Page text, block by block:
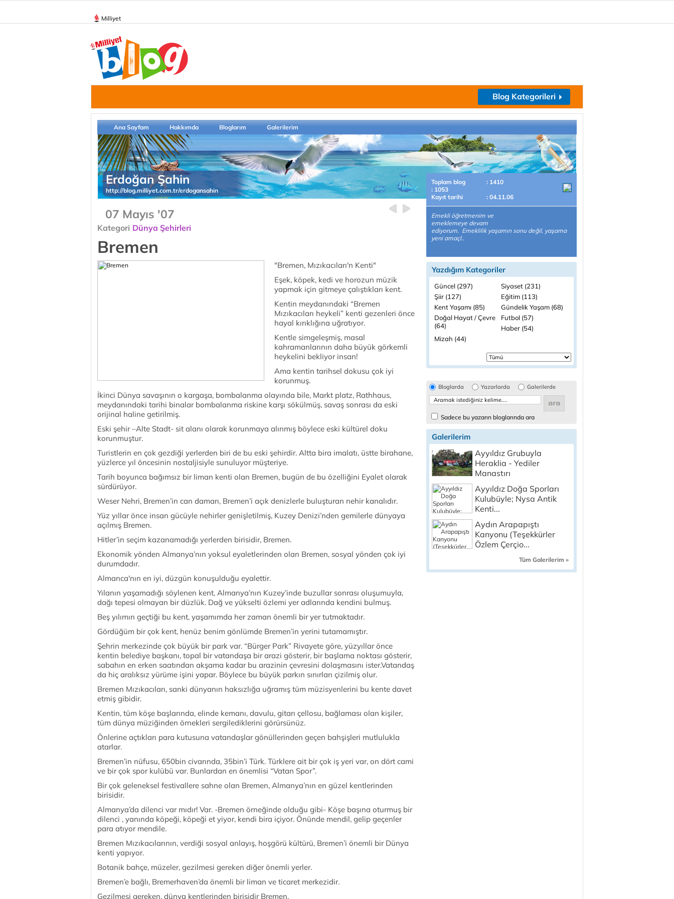
Milliyet
Blog Kategorileri
Ana Sayfam Hakkımda Bloglarım Galerilerim
Erdoğan Şahin
http://blog.milliyet.com.tr/erdogansahin
07 Mayıs '07
Kategori Dünya Şehirleri
Bremen
"Bremen, Mızıkacıları'n Kenti"
Eşek, köpek, kedi ve horozun müzik
yapmak için gitmeye çalıştıkları kent.
Kentin meydanındaki “Bremen
Mızıkacıları heykeli” kenti gezenleri önce
hayal kırıklığına uğratıyor.
Kentle simgeleşmiş, masal
kahramanlarının daha büyük görkemli
heykelini bekliyor insan!
Ama kentin tarihsel dokusu çok iyi
korunmuş.
İkinci Dünya savaşının o kargaşa, bombalanma olayında bile, Markt platz, Rathhaus,
meydanındaki tarihi binalar bombalanma riskine karşı sökülmüş, savaş sonrası da eski
orijinal haline getirilmiş.
Eski şehir –Alte Stadt- sit alanı olarak korunmaya alınmış böylece eski kültürel doku
korunmuştur.
Turistlerin en çok gezdiği yerlerden biri de bu eski şehirdir. Altta bira imalatı, üstte birahane,
yüzlerce yıl öncesinin nostaljisiyle sunuluyor müşteriye.
Tarih boyunca bağımsız bir liman kenti olan Bremen, bugün de bu özelliğini Eyalet olarak
sürdürüyor.
Weser Nehri, Bremen’in can damarı, Bremen’i açık denizlerle buluşturan nehir kanalıdır.
Yüz yıllar önce insan gücüyle nehirler genişletilmiş, Kuzey Denizi’nden gemilerle dünyaya
açılmış Bremen.
Hitler’in seçim kazanamadığı yerlerden birisidir, Bremen.
Ekonomik yönden Almanya’nın yoksul eyaletlerinden olan Bremen, sosyal yönden çok iyi
durumdadır.
Almanca'nın en iyi, düzgün konuşulduğu eyalettir.
Yılanın yaşamadığı söylenen kent, Almanya’nın Kuzey’inde buzullar sonrası oluşumuyla,
dağı tepesi olmayan bir düzlük. Dağ ve yükselti özlemi yer adlarında kendini bulmuş.
Beş yılımın geçtiği bu kent, yaşamımda her zaman önemli bir yer tutmaktadır.
Gördüğüm bir çok kent, henüz benim gönlümde Bremen’in yerini tutamamıştır.
Şehrin merkezinde çok büyük bir park var. “Bürger Park” Rivayete göre, yüzyıllar önce
kentin belediye başkanı, topal bir vatandaşa bir arazi gösterir, bir başlama noktası gösterir,
sabahın en erken saatından akşama kadar bu arazinin çevresini dolaşmasını ister.Vatandaş
da hiç aralıksız yürüme işini yapar. Böylece bu büyük parkın sınırları çizilmiş olur.
Bremen Mızıkacıları, sanki dünyanın haksızlığa uğramış tüm müzisyenlerini bu kente davet
etmiş gibidir.
Kentin, tüm köşe başlarında, elinde kemanı, davulu, gitarı çellosu, bağlaması olan kişiler,
tüm dünya müziğinden örnekleri sergilediklerini görürsünüz.
Önlerine açtıkları para kutusuna vatandaşlar gönüllerinden geçen bahşişleri mutlulukla
atarlar.
Bremen’in nüfusu, 650bin civarında, 35bin’i Türk. Türklere ait bir çok iş yeri var, on dört cami
ve bir çok spor kulübü var. Bunlardan en önemlisi “Vatan Spor”.
Bir çok geleneksel festivallere sahne olan Bremen, Almanya’nın en güzel kentlerinden
birisidir.
Almanya’da dilenci var mıdır! Var. -Bremen örneğinde olduğu gibi- Köşe başına oturmuş bir
dilenci , yanında köpeği, köpeği et yiyor, kendi bira içiyor. Önünde mendil, gelip geçenler
para atıyor mendile.
Bremen Mızıkacılarının, verdiği sosyal anlayış, hoşgörü kültürü, Bremen’i önemli bir Dünya
kenti yapıyor.
Botanik bahçe, müzeler, gezilmesi gereken diğer önemli yerler.
Bremen’e bağlı, Bremerhaven’da önemli bir liman ve ticaret merkezidir.
Gezilmesi gereken, dünya kentlerinden birisidir Bremen.
Toplam blog
: 1410
: 1053
Kayıt tarihi
: 04.11.06
Emekli öğretmenim ve
emeklemeye devam
ediyorum. Emeklilik yaşamın sonu değil, yaşama
yeni amaçl..
Yazdığım Kategoriler
Güncel (297)
Siyaset (231)
Şiir (127)
Eğitim (113)
Kent Yaşamı (85)
Gündelik Yaşam (68)
Doğal Hayat / Çevre
(64)
Futbol (57)
Haber (54)
Mizah (44)
Bloglarda Yazarlarda Galerilerde
Sadece bu yazarın bloglarında ara
Galerilerim
Ayyıldız Grubuyla
Heraklia - Yediler
Manastırı
Ayyıldız Doğa Sporları
Kulubüyle; Nysa Antik
Kenti...
Aydın Arapapıştı
Kanyonu (Teşekkürler
Özlem Çerçio...
Tüm Galerilerim »